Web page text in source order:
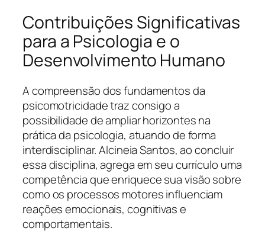
Contribuições Significativas
para a Psicologia e o
Desenvolvimento Humano
A compreensão dos fundamentos da
psicomotricidade traz consigo a
possibilidade de ampliar horizontes na
prática da psicologia, atuando de forma
interdisciplinar. Alcineia Santos, ao concluir
essa disciplina, agrega em seu currículo uma
competência que enriquece sua visão sobre
como os processos motores influenciam
reações emocionais, cognitivas e
comportamentais.